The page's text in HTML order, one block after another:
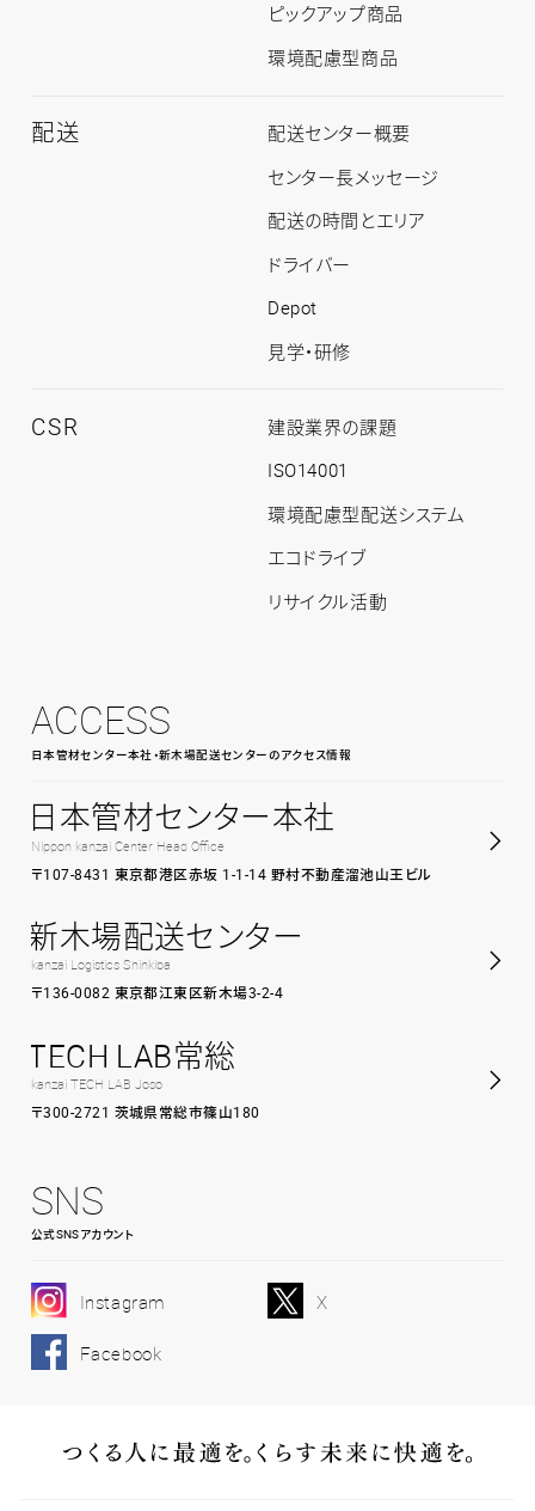
ピックアップ商品
環境配慮型商品
配送 配
ト
ッ
配送センター概要
センター長メッセージ
配送の時間とエリア
ドライバー
Depot
見学・研修
CSR CSR
ト
ッ
プ
建設業界の課題
ISO14001
環境配慮型配送システム
エコドライブ
リサイクル活動
ACCESS
日本管材センター本社・新木場配送センターのアクセス情報
日本管材センター本社
Nippon kanzai Center Head Office
〒107-8431 東京都港区赤坂 1-1-14 野村不動産溜池山王ビル
新木場配送センター
kanzai Logistics Shinkiba
〒136-0082 東京都江東区新木場3-2-4
TECH LAB常総
kanzai TECH LAB Joso
〒300-2721 茨城県常総市篠山180
SNS
公式SNSアカウント
Instagram X
Facebook